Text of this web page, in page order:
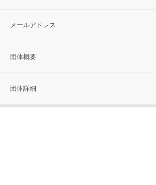
メールアドレス
団体概要
団体詳細